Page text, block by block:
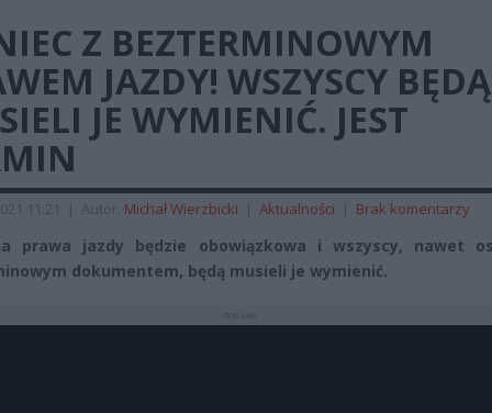
Z BEZTERMINOWYM
JAZDY! WSZYSCY BĘDĄ
JE WYMIENIĆ. JEST
11:21 | Autor: Michał Wierzbicki | Aktualności | Brak komentarzy
prawa jazdy będzie obowiązkowa i wszyscy, nawet
dokumentem, będą musieli je wymienić.